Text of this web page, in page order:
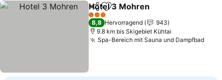
TeilenZu Favoriten hinzufügen
Hotel 3 Mohren
3 Sterne
8,8 Hervorragend
943
9.8 km bis Skigebiet Kühtai
Spa-Bereich mit Sauna und Dampfbad